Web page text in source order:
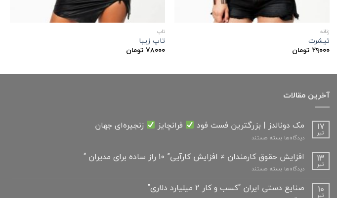
زنانه
تیشرت
۲۹۰۰۰ تومان
تاپ
تاپ زیبا
۷۸۰۰۰ تومان
آخرین مقالات
17
تیر
مک دونالدز | بزرگترین فست فود فرانچایز زنجیره‌ای جهان
دیدگاه‌ها برای
دونالدز
|
بزرگترین
فود
بسته هستند
13
تیر
افزایش حقوق کارمندان ≠ افزایش کارآیی” 10 راز ساده برای مدیران “
دیدگاه‌ها برای
حقوق
کارمندان
بسته هستند
10
تیر
صنایع دستی ایران “کسب و کار 2 میلیارد دلاری”